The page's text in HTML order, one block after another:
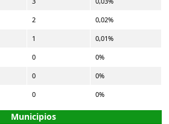
2 0,02%
1 0,01%
0 0%
0 0%
0 0%
Municipios